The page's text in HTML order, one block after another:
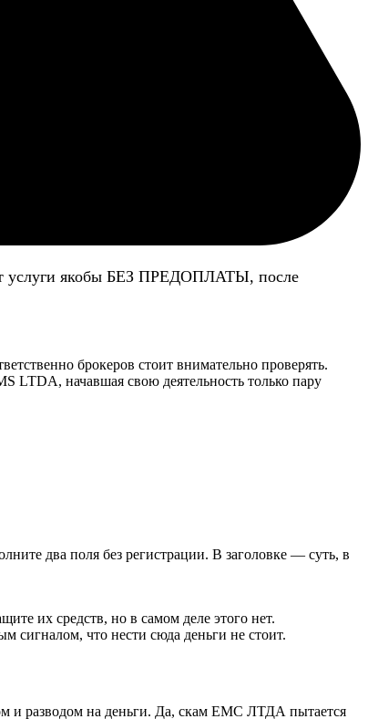
услуги якобы БЕЗ ПРЕДОПЛАТЫ, после
брокеров стоит внимательно проверять.
LTDA, начавшая свою деятельность только пару
два поля без регистрации. В заголовке — суть, в
их средств, но в самом деле этого нет.
сигналом, что нести сюда деньги не стоит.
и разводом на деньги. Да, скам ЕМС ЛТДА пытается